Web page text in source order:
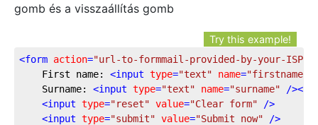
gomb és a visszaállítás gomb
Try this example!
<form action="url-to-formmail-provided-by-your-ISP"
	First name:
<input type="text" name="firstname"
	Surname:
<input type="text" name="surname" /><
<input type="reset" value="Clear form" />
<input type="submit" value="Submit now" />